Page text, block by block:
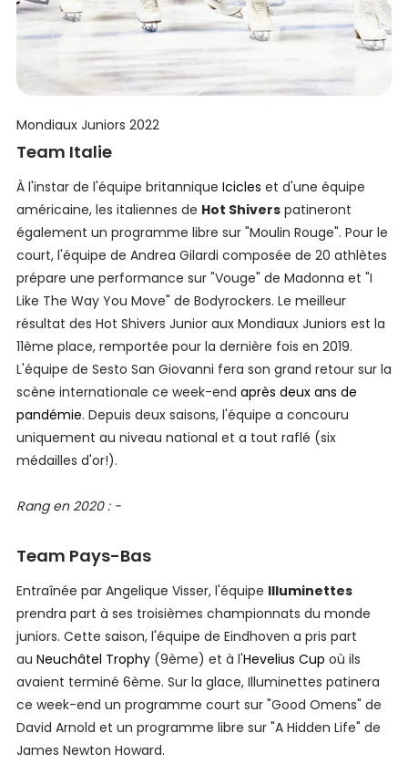
Mondiaux Juniors 2022
Team Italie
À l'instar de l'équipe britannique Icicles et d'une équipe
américaine, les italiennes de Hot Shiverspatineront
également un programme libre sur "Moulin Rouge". Pour le
court, l'équipe de Andrea Gilardi composée de 20 athlètes
prépare une performance sur "Vouge" de Madonna et "I
Like The Way You Move" de Bodyrockers. Le meilleur
résultat des Hot Shivers Junior aux Mondiaux Juniors est la
11ème place, remportée pour la dernière fois en 2019.
L'équipe de Sesto San Giovanni fera son grand retour sur la
scène internationale ce week-end après deux ans de
pandémie. Depuis deux saisons, l'équipe a concouru
uniquement au niveau national et a tout raflé (six
médailles d'or!).
Rang en 2020 : -
Team Pays-Bas
Entraînée par Angelique Visser, l'équipe Illuminettes
prendra part à ses troisièmes championnats du monde
juniors. Cette saison, l'équipe de Eindhoven a pris part
au Neuchâtel Trophy(9ème) et à l'Hevelius Cup où ils
avaient terminé 6ème. Sur la glace, Illuminettes patinera
ce week-end un programme court sur "Good Omens" de
David Arnold et un programme libre sur "A Hidden Life" de
James Newton Howard.